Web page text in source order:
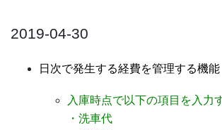
2019-04-30
日次で発生する経費を管理する機能
入庫時点で以下の項目を入力
・洗車代